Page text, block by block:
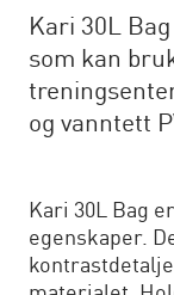
Kari 30L
som kan
og vanntett
Kari 30L Bag
egenskaper.